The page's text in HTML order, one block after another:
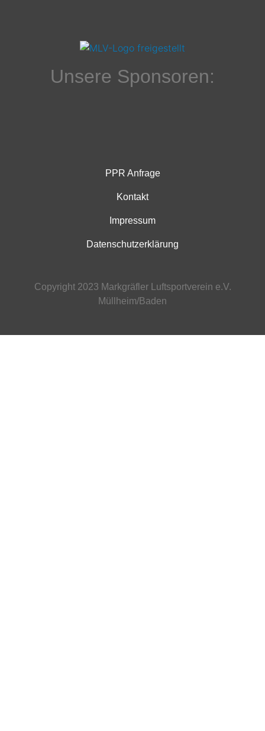
Unsere Sponsoren:
PPR Anfrage
Kontakt
Impressum
Datenschutzerklärung
Copyright 2023 Markgräfler Luftsportverein e.V.
Müllheim/Baden